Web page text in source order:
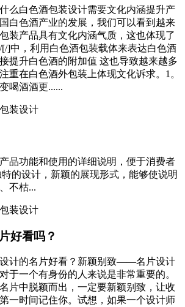
么白色酒包装设计需要文化内涵提升产
白色酒产业的发展，我们可以看到越来
装产品具有文化内涵气质，这也体现了
]中，利用白色酒包装载体来表达白色酒
提升白色酒的附加值 这也导致越来越多
重在白色酒外包装上体现文化诉求。1。
喝酒酒更......
品功能和使用的详细说明，便于消费者
的设计，新颖的展现形式，能够使说明
不枯...
好看吗？
计的名片好看？新颖别致——名片设计
于一个有身份的人来说是非常重要的。
片中脱颖而出，一定要新颖别致，让收
一时间记住你。试想，如果一个设计师